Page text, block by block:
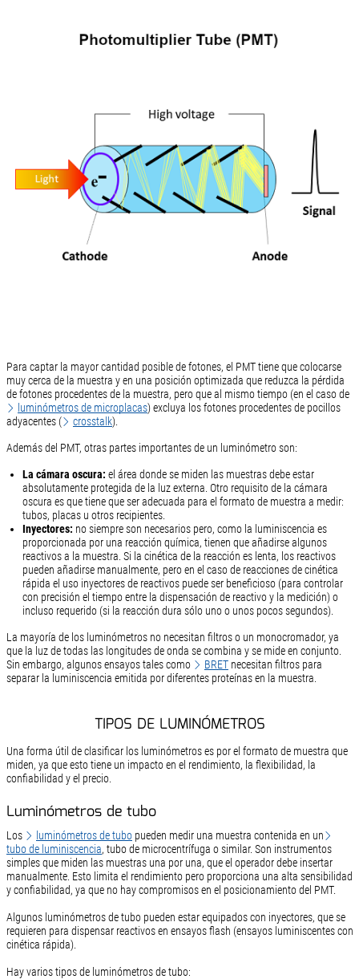
Para captar la mayor cantidad posible de fotones, el PMT tiene que colocarse
muy cerca de la muestra y en una posición optimizada que reduzca la pérdida
de fotones procedentes de la muestra, pero que al mismo tiempo (en el caso de
luminómetros de microplacas) excluya los fotones procedentes de pocillos
adyacentes (
crosstalk).
Además del PMT, otras partes importantes de un luminómetro son:
La cámara oscura: el área donde se miden las muestras debe estar
absolutamente protegida de la luz externa. Otro requisito de la cámara
oscura es que tiene que ser adecuada para el formato de muestra a medir:
tubos, placas u otros recipientes.
Inyectores: no siempre son necesarios pero, como la luminiscencia es
proporcionada por una reacción química, tienen que añadirse algunos
reactivos a la muestra. Si la cinética de la reacción es lenta, los reactivos
pueden añadirse manualmente, pero en el caso de reacciones de cinética
rápida el uso inyectores de reactivos puede ser beneficioso (para controlar
con precisión el tiempo entre la dispensación de reactivo y la medición) o
incluso requerido (si la reacción dura sólo uno o unos pocos segundos).
La mayoría de los luminómetros no necesitan filtros o un monocromador, ya
que la luz de todas las longitudes de onda se combina y se mide en conjunto.
Sin embargo, algunos ensayos tales como
BRETnecesitan filtros para
separar la luminiscencia emitida por diferentes proteínas en la muestra.
TIPOS DE LUMINÓMETROS
Una forma útil de clasificar los luminómetros es por el formato de muestra que
miden, ya que esto tiene un impacto en el rendimiento, la flexibilidad, la
confiabilidad y el precio.
Luminómetros de tubo
Los luminómetros de tubopueden medir una muestra contenida en un
tubo de luminiscencia, tubo de microcentrífuga o similar. Son instrumentos
simples que miden las muestras una por una, que el operador debe insertar
manualmente. Esto limita el rendimiento pero proporciona una alta sensibilidad
y confiabilidad, ya que no hay compromisos en el posicionamiento del PMT.
Algunos luminómetros de tubo pueden estar equipados con inyectores, que se
requieren para dispensar reactivos en ensayos flash (ensayos luminiscentes con
cinética rápida).
Hay varios tipos de luminómetros de tubo: